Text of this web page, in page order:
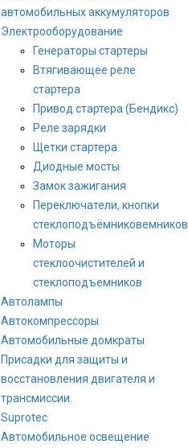
автомобильных аккумуляторов
Электрооборудование
Генераторы стартеры
Втягивающее реле
стартера
Привод стартера (Бендикс)
Реле зарядки
Щетки стартера
Диодные мосты
Замок зажигания
Переключатели, кнопки
стеклоподъёмниковемников
Моторы
стеклоочистителей и
стеклоподъемников
Автолампы
Автокомпрессоры
Автомобильные домкраты
Присадки для защиты и
восстановления двигателя и
трансмиссии.
Suprotec
Автомобильное освещение